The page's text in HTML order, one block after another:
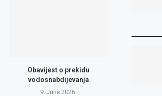
Obavijest o prekidu
vodosnabdijevanja
9. Juna 2026.